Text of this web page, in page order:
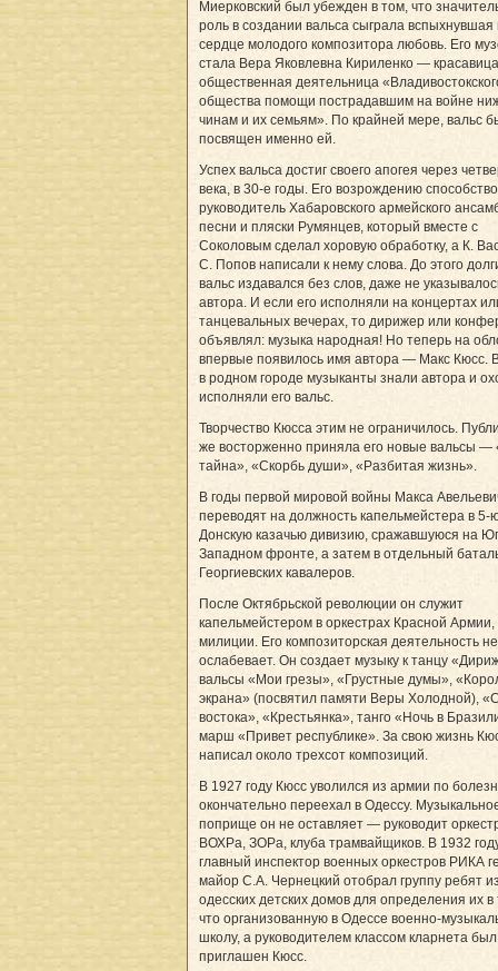
Миерковский был убежден в том, что
роль в создании вальса сыграла вспыхнувшая
сердце молодого композитора любовь. Его
стала Вера Яковлевна Кириленко —
общественная деятельница
общества помощи пострадавшим на войне
чинам и их семьям». По крайней мере, вальс
посвящен именно ей.
Успех вальса достиг своего апогея через
века, в 30-е годы. Его возрождению
руководитель Хабаровского армейского
песни и пляски Румянцев, который вместе с
Соколовым сделал хоровую обработку, а К.
С. Попов написали к нему слова. До этого
вальс издавался без слов, даже не
автора. И если его исполняли на концертах
танцевальных вечерах, то дирижер или
объявлял: музыка народная! Но теперь на
впервые появилось имя автора — Макс Кюсс.
в родном городе музыканты знали автора и
исполняли его вальс.
Творчество Кюсса этим не ограничилось.
же восторженно приняла его новые вальсы
тайна», «Скорбь души», «Разбитая жизнь».
В годы первой мировой войны Макса
переводят на должность капельмейстера в 5-
Донскую казачью дивизию, сражавшуюся на
Западном фронте, а затем в отдельный
Георгиевских кавалеров.
После Октябрьской революции он служит
капельмейстером в оркестрах Красной
милиции. Его композиторская деятельность не
ослабевает. Он создает музыку к танцу
вальсы «Мои грезы», «Грустные думы»,
экрана» (посвятил памяти Веры Холодной),
востока», «Крестьянка», танго «Ночь в
марш «Привет республике». За свою жизнь
написал около трехсот композиций.
В 1927 году Кюсс уволился из армии по
окончательно переехал в Одессу.
поприще он не оставляет — руководит
ВОХРа, ЗОРа, клуба трамвайщиков. В 1932
главный инспектор военных оркестров РИКА
майор С.А. Чернецкий отобрал группу ребят
одесских детских домов для определения их в
что организованную в Одессе военно-
школу, а руководителем классом кларнета был
приглашен Кюсс.